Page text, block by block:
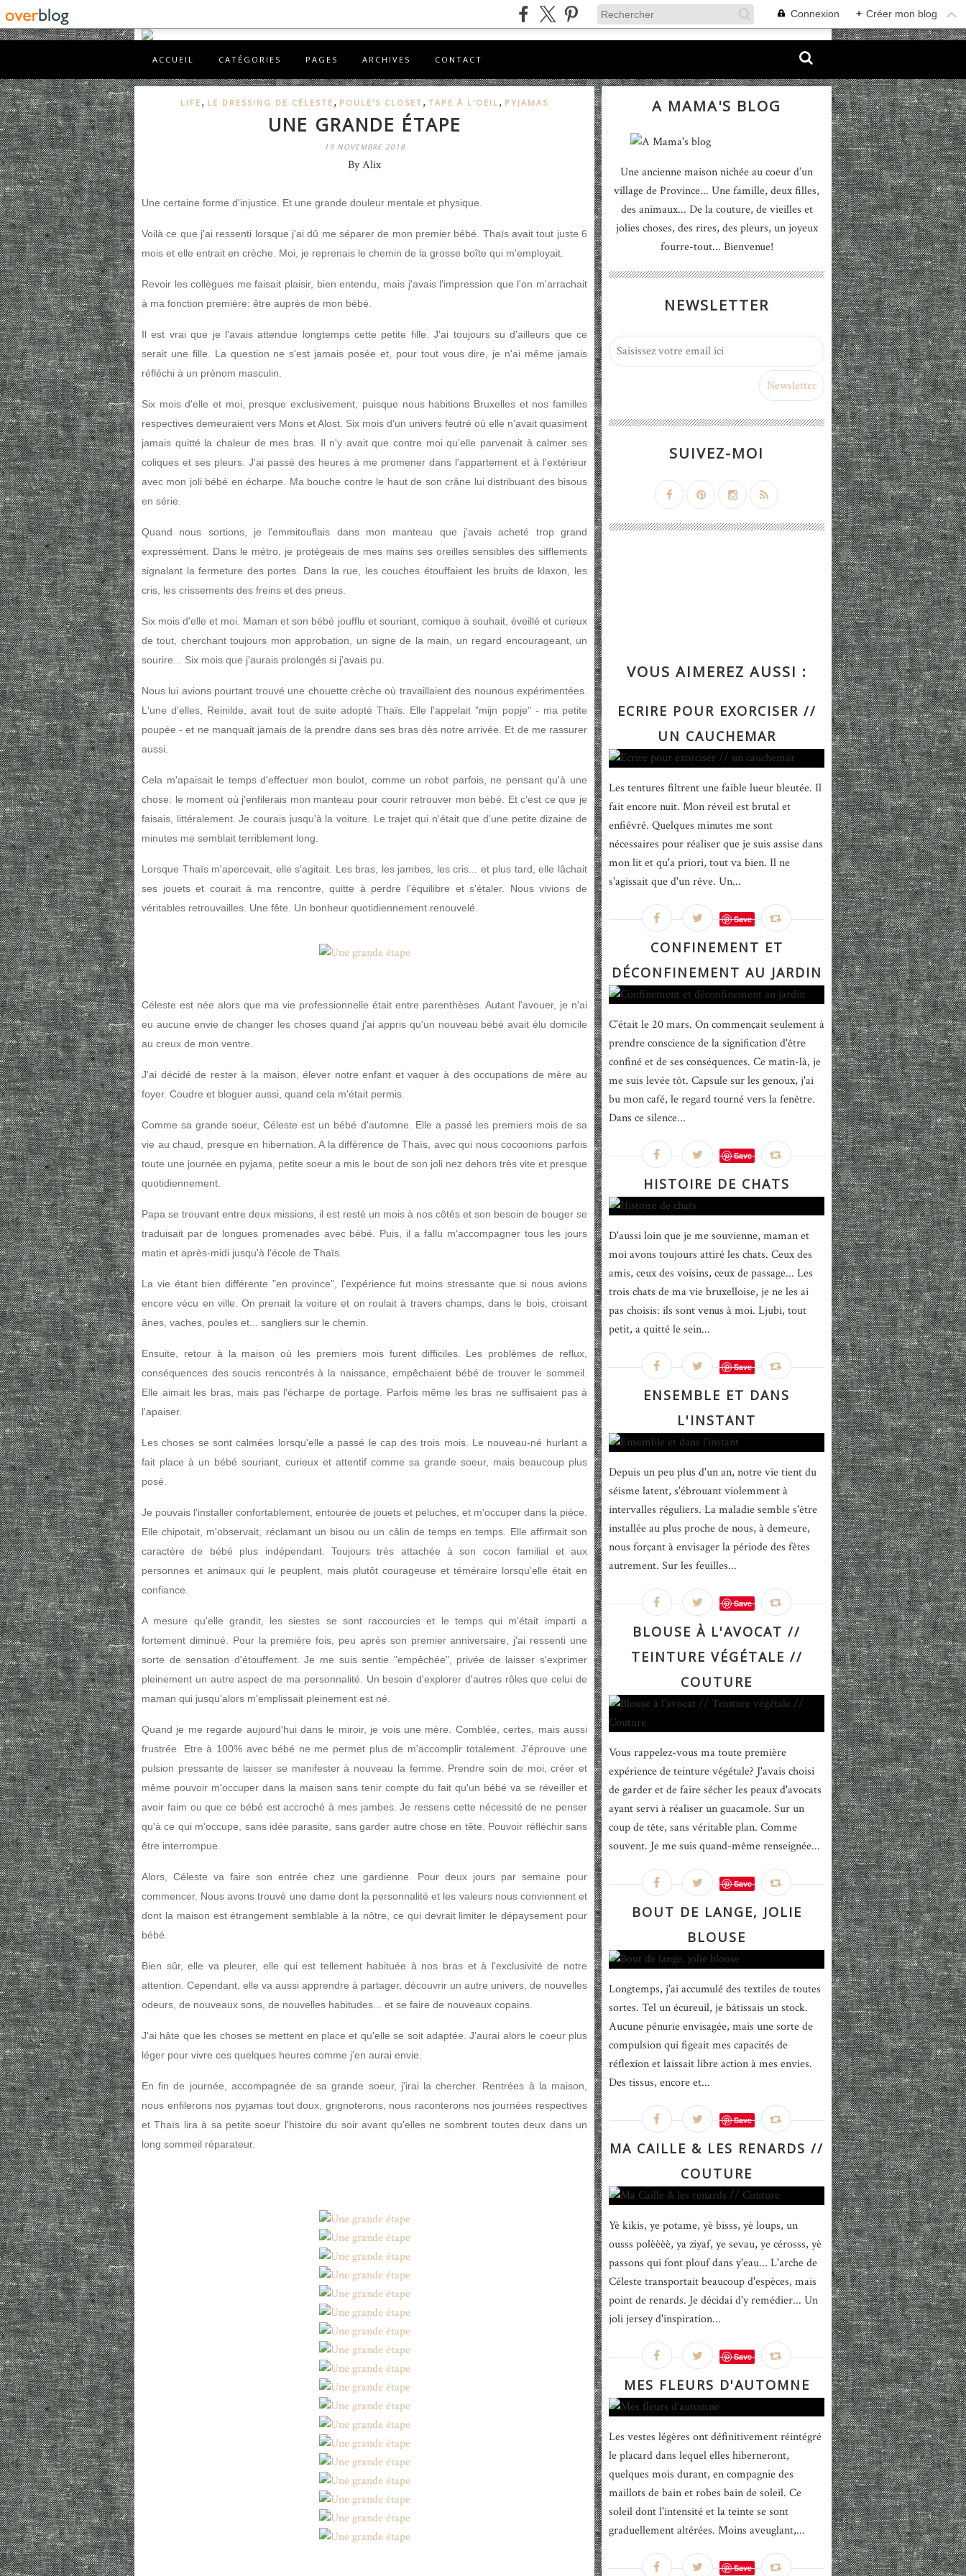
Connexion + Créer mon blog
ACCUEIL CATÉGORIES PAGES ARCHIVES CONTACT
LIFE , LE DRESSING DE CÉLESTE , POULE'S CLOSET , TAPE À L'OEIL , PYJAMAS
UNE GRANDE ÉTAPE
19 NOVEMBRE 2018
By Alix
Une certaine forme d'injustice. Et une grande douleur mentale et physique.
Voilà ce que j'ai ressenti lorsque j'ai dû me séparer de mon premier bébé. Thaïs avait tout juste 6
mois et elle entrait en crèche. Moi, je reprenais le chemin de la grosse boîte qui m'employait.
Revoir les collègues me faisait plaisir, bien entendu, mais j'avais l'impression que l'on m'arrachait
à ma fonction première: être auprès de mon bébé.
Il est vrai que je l'avais attendue longtemps cette petite fille. J'ai toujours su d'ailleurs que ce
serait une fille. La question ne s'est jamais posée et, pour tout vous dire, je n'ai même jamais
réfléchi à un prénom masculin.
Six mois d'elle et moi, presque exclusivement, puisque nous habitions Bruxelles et nos familles
respectives demeuraient vers Mons et Alost. Six mois d'un univers feutré où elle n'avait quasiment
jamais quitté la chaleur de mes bras. Il n'y avait que contre moi qu'elle parvenait à calmer ses
coliques et ses pleurs. J'ai passé des heures à me promener dans l'appartement et à l'extérieur
avec mon joli bébé en écharpe. Ma bouche contre le haut de son crâne lui distribuant des bisous
en série.
Quand nous sortions, je l'emmitouflais dans mon manteau que j'avais acheté trop grand
expressément. Dans le métro, je protégeais de mes mains ses oreilles sensibles des sifflements
signalant la fermeture des portes. Dans la rue, les couches étouffaient les bruits de klaxon, les
cris, les crissements des freins et des pneus.
Six mois d'elle et moi. Maman et son bébé joufflu et souriant, comique à souhait, éveillé et curieux
de tout, cherchant toujours mon approbation, un signe de la main, un regard encourageant, un
sourire... Six mois que j'aurais prolongés si j'avais pu.
Nous lui avions pourtant trouvé une chouette crèche où travaillaient des nounous expérimentées.
L'une d'elles, Reinilde, avait tout de suite adopté Thaïs. Elle l'appelait "mijn popje" - ma petite
poupée - et ne manquait jamais de la prendre dans ses bras dès notre arrivée. Et de me rassurer
aussi.
Cela m'apaisait le temps d'effectuer mon boulot, comme un robot parfois, ne pensant qu'à une
chose: le moment où j'enfilerais mon manteau pour courir retrouver mon bébé. Et c'est ce que je
faisais, littéralement. Je courais jusqu'à la voiture. Le trajet qui n'était que d'une petite dizaine de
minutes me semblait terriblement long.
Lorsque Thaïs m'apercevait, elle s'agitait. Les bras, les jambes, les cris... et plus tard, elle lâchait
ses jouets et courait à ma rencontre, quitte à perdre l'équilibre et s'étaler. Nous vivions de
véritables retrouvailles. Une fête. Un bonheur quotidiennement renouvelé.
Céleste est née alors que ma vie professionnelle était entre parenthèses. Autant l'avouer, je n'ai
eu aucune envie de changer les choses quand j'ai appris qu'un nouveau bébé avait élu domicile
au creux de mon ventre.
J'ai décidé de rester à la maison, élever notre enfant et vaquer à des occupations de mère au
foyer. Coudre et bloguer aussi, quand cela m'était permis.
Comme sa grande soeur, Céleste est un bébé d'automne. Elle a passé les premiers mois de sa
vie au chaud, presque en hibernation. A la différence de Thaïs, avec qui nous cocoonions parfois
toute une journée en pyjama, petite soeur a mis le bout de son joli nez dehors très vite et presque
quotidiennement.
Papa se trouvant entre deux missions, il est resté un mois à nos côtés et son besoin de bouger se
traduisait par de longues promenades avec bébé. Puis, il a fallu m'accompagner tous les jours
matin et après-midi jusqu'à l'école de Thaïs.
La vie étant bien différente "en province", l'expérience fut moins stressante que si nous avions
encore vécu en ville. On prenait la voiture et on roulait à travers champs, dans le bois, croisant
ânes, vaches, poules et... sangliers sur le chemin.
Ensuite, retour à la maison où les premiers mois furent difficiles. Les problèmes de reflux,
conséquences des soucis rencontrés à la naissance, empêchaient bébé de trouver le sommeil.
Elle aimait les bras, mais pas l'écharpe de portage. Parfois même les bras ne suffisaient pas à
l'apaiser.
Les choses se sont calmées lorsqu'elle a passé le cap des trois mois. Le nouveau-né hurlant a
fait place à un bébé souriant, curieux et attentif comme sa grande soeur, mais beaucoup plus
posé.
Je pouvais l'installer confortablement, entourée de jouets et peluches, et m'occuper dans la pièce.
Elle chipotait, m'observait, réclamant un bisou ou un câlin de temps en temps. Elle affirmait son
caractère de bébé plus indépendant. Toujours très attachée à son cocon familial et aux
personnes et animaux qui le peuplent, mais plutôt courageuse et téméraire lorsqu'elle était en
confiance.
A mesure qu'elle grandit, les siestes se sont raccourcies et le temps qui m'était imparti a
fortement diminué. Pour la première fois, peu après son premier anniversaire, j'ai ressenti une
sorte de sensation d'étouffement. Je me suis sentie "empêchée", privée de laisser s'exprimer
pleinement un autre aspect de ma personnalité. Un besoin d'explorer d'autres rôles que celui de
maman qui jusqu'alors m'emplissait pleinement est né.
Quand je me regarde aujourd'hui dans le miroir, je vois une mère. Comblée, certes, mais aussi
frustrée. Etre à 100% avec bébé ne me permet plus de m'accomplir totalement. J'éprouve une
pulsion pressante de laisser se manifester à nouveau la femme. Prendre soin de moi, créer et
même pouvoir m'occuper dans la maison sans tenir compte du fait qu'un bébé va se réveiller et
avoir faim ou que ce bébé est accroché à mes jambes. Je ressens cette nécessité de ne penser
qu'à ce qui m'occupe, sans idée parasite, sans garder autre chose en tête. Pouvoir réfléchir sans
être interrompue.
Alors, Céleste va faire son entrée chez une gardienne. Pour deux jours par semaine pour
commencer. Nous avons trouvé une dame dont la personnalité et les valeurs nous conviennent et
dont la maison est étrangement semblable à la nôtre, ce qui devrait limiter le dépaysement pour
bébé.
Bien sûr, elle va pleurer, elle qui est tellement habituée à nos bras et à l'exclusivité de notre
attention. Cependant, elle va aussi apprendre à partager, découvrir un autre univers, de nouvelles
odeurs, de nouveaux sons, de nouvelles habitudes... et se faire de nouveaux copains.
J'ai hâte que les choses se mettent en place et qu'elle se soit adaptée. J'aurai alors le coeur plus
léger pour vivre ces quelques heures comme j'en aurai envie.
En fin de journée, accompagnée de sa grande soeur, j'irai la chercher. Rentrées à la maison,
nous enfilerons nos pyjamas tout doux, grignoterons, nous raconterons nos journées respectives
et Thaïs lira à sa petite soeur l'histoire du soir avant qu'elles ne sombrent toutes deux dans un
long sommeil réparateur.
A MAMA'S BLOG
Une ancienne maison nichée au coeur d’un
village de Province... Une famille, deux filles,
des animaux... De la couture, de vieilles et
jolies choses, des rires, des pleurs, un joyeux
fourre-tout... Bienvenue!
NEWSLETTER
SUIVEZ-MOI
VOUS AIMEREZ AUSSI :
ECRIRE POUR EXORCISER //
UN CAUCHEMAR
Les tentures filtrent une faible lueur bleutée. Il
fait encore nuit. Mon réveil est brutal et
enfiévré. Quelques minutes me sont
nécessaires pour réaliser que je suis assise dans
mon lit et qu'a priori, tout va bien. Il ne
s'agissait que d'un rêve. Un...
Save
CONFINEMENT ET
DÉCONFINEMENT AU JARDIN
C'était le 20 mars. On commençait seulement à
prendre conscience de la signification d'être
confiné et de ses conséquences. Ce matin-là, je
me suis levée tôt. Capsule sur les genoux, j'ai
bu mon café, le regard tourné vers la fenêtre.
Dans ce silence...
Save
HISTOIRE DE CHATS
D'aussi loin que je me souvienne, maman et
moi avons toujours attiré les chats. Ceux des
amis, ceux des voisins, ceux de passage... Les
trois chats de ma vie bruxelloise, je ne les ai
pas choisis: ils sont venus à moi. Ljubi, tout
petit, a quitté le sein...
Save
ENSEMBLE ET DANS
L'INSTANT
Depuis un peu plus d'un an, notre vie tient du
séisme latent, s'ébrouant violemment à
intervalles réguliers. La maladie semble s'être
installée au plus proche de nous, à demeure,
nous forçant à envisager la période des fêtes
autrement. Sur les feuilles...
Save
BLOUSE À L'AVOCAT //
TEINTURE VÉGÉTALE //
COUTURE
Vous rappelez-vous ma toute première
expérience de teinture végétale? J'avais choisi
de garder et de faire sécher les peaux d'avocats
ayant servi à réaliser un guacamole. Sur un
coup de tête, sans véritable plan. Comme
souvent. Je me suis quand-même renseignée...
Save
BOUT DE LANGE, JOLIE
BLOUSE
Longtemps, j'ai accumulé des textiles de toutes
sortes. Tel un écureuil, je bâtissais un stock.
Aucune pénurie envisagée, mais une sorte de
compulsion qui figeait mes capacités de
réflexion et laissait libre action à mes envies.
Des tissus, encore et...
Save
MA CAILLE & LES RENARDS //
COUTURE
Yè kikis, ye potame, yè bisss, yè loups, un
ousss polèèèè, ya ziyaf, ye sevau, ye cérosss, yè
passons qui font plouf dans y'eau... L'arche de
Céleste transportait beaucoup d'espèces, mais
point de renards. Je décidai d'y remédier... Un
joli jersey d'inspiration...
Save
MES FLEURS D'AUTOMNE
Les vestes légères ont définitivement réintégré
le placard dans lequel elles hiberneront,
quelques mois durant, en compagnie des
maillots de bain et robes bain de soleil. Ce
soleil dont l'intensité et la teinte se sont
graduellement altérées. Moins aveuglant,...
Save